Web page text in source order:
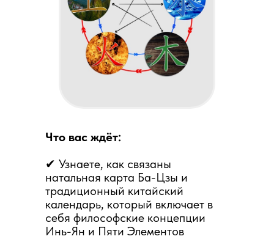
Что вас ждёт:
✔ Узнаете, как связаны
натальная карта Ба-Цзы и
традиционный китайский
календарь, который включает в
себя философские концепции
Инь-Ян и Пяти Элементов